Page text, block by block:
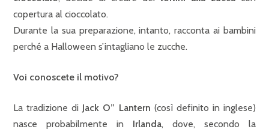
copertura al cioccolato.
Durante la sua preparazione, intanto, racconta ai bambini
perché a Halloween s’intagliano le zucche.
Voi conoscete il motivo?
La tradizione di Jack O” Lantern (così definito in inglese)
nasce probabilmente in Irlanda, dove, secondo la